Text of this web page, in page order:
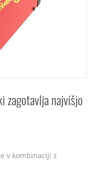
zagotavlja najvišjo
v kombinaciji z